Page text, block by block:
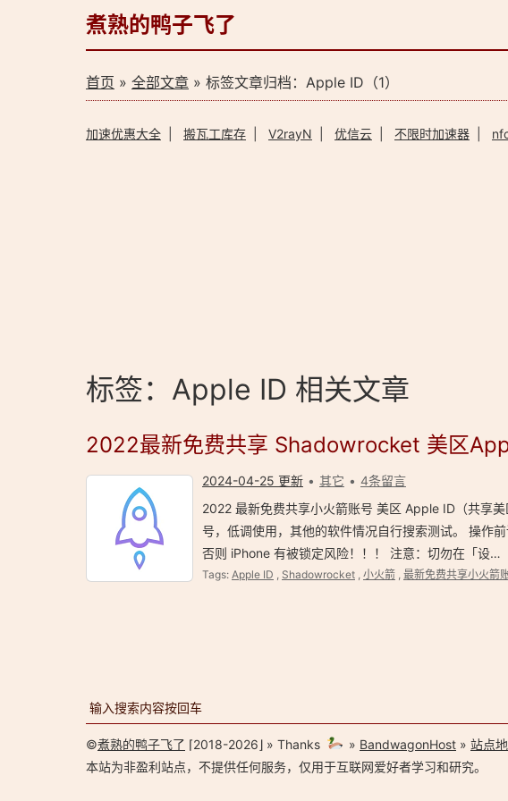
煮熟的鸭子飞了
首页 » 全部文章 » 标签文章归档：Apple ID（1）
加速优惠大全 搬瓦工库存 V2rayN 优信云 不限时加速器
标签：Apple ID 相关文章
2022最新免费共享 Shadowrocket 美区
2024-04-25 更新 其它
4条留言
2022 最新免费共享小火箭账号 美区 Apple ID（共享
号，低调使用，其他的软件情况自行搜索测试。 操作
否则 iPhone 有被锁定风险！！！ 注意：切勿在「设…
Tags: Apple ID , Shadowrocket , 小火箭 , 最新免费共享小火箭
©煮熟的鸭子飞了 ⌈2018-2026⌋ » Thanks » BandwagonHost » 站点
本站为非盈利站点，不提供任何服务，仅用于互联网爱好者学习和研究。